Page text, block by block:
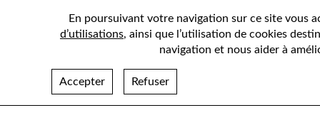
En poursuivant votre navigation sur ce site vous
d’utilisations, ainsi que l’utilisation de cookies
navigation et nous aider à
Accepter Refuser